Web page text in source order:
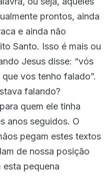
prontos, ainda
e ainda não
Santo. Isso é mais ou
Jesus disse: “vós
vos tenho falado”.
falando?
quem ele tinha
anos seguidos. O
pegam estes textos
de nossa posição
esta pequena